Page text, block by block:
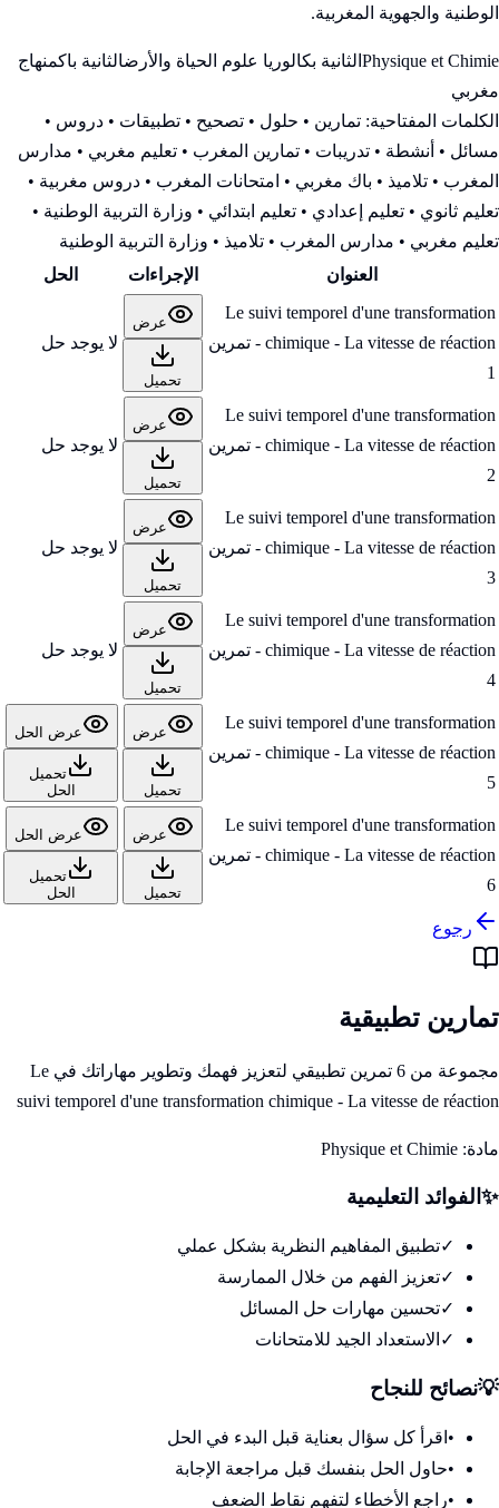
الوطنية والجهوية المغربية.
Physique et Chimie الثانية بكالوريا علوم الحياة والأرضالثانية باكمنهاج
مغربي
الكلمات المفتاحية: تمارين • حلول • تصحيح • تطبيقات • دروس •
مسائل • أنشطة • تدريبات • تمارين المغرب • تعليم مغربي • مدارس
المغرب • تلاميذ • باك مغربي • امتحانات المغرب • دروس مغربية •
تعليم ثانوي • تعليم إعدادي • تعليم ابتدائي • وزارة التربية الوطنية •
تعليم مغربي • مدارس المغرب • تلاميذ • وزارة التربية الوطنية
العنوان
الإجراءات
الحل
Le suivi temporel d'une transformation
chimique - La vitesse de réaction - تمرين
1
عرض
تحميل
لا يوجد حل
Le suivi temporel d'une transformation
chimique - La vitesse de réaction - تمرين
2
عرض
تحميل
لا يوجد حل
Le suivi temporel d'une transformation
chimique - La vitesse de réaction - تمرين
3
عرض
تحميل
لا يوجد حل
Le suivi temporel d'une transformation
chimique - La vitesse de réaction - تمرين
4
عرض
تحميل
لا يوجد حل
Le suivi temporel d'une transformation
chimique - La vitesse de réaction - تمرين
5
عرض
تحميل
عرض الحل
تحميل
الحل
Le suivi temporel d'une transformation
chimique - La vitesse de réaction - تمرين
6
عرض
تحميل
عرض الحل
تحميل
الحل
رجوع
تمارين تطبيقية
مجموعة من 6 تمرين تطبيقي لتعزيز فهمك وتطوير مهاراتك في Le
suivi temporel d'une transformation chimique - La vitesse de réaction
مادة: Physique et Chimie
✨ الفوائد التعليمية
✓تطبيق المفاهيم النظرية بشكل عملي
✓تعزيز الفهم من خلال الممارسة
✓تحسين مهارات حل المسائل
✓ الاستعداد الجيد للامتحانات
💡نصائح للنجاح
• اقرأ كل سؤال بعناية قبل البدء في الحل
•حاول الحل بنفسك قبل مراجعة الإجابة
•راجع الأخطاء لتفهم نقاط الضعف